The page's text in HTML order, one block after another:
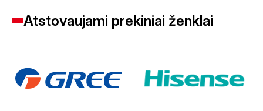
Atstovaujami prekiniai ženklai